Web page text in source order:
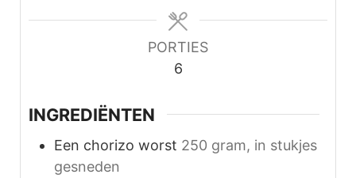
PORTIES
6
INGREDIËNTEN
Een chorizo worst 250 gram, in stukjes
gesneden